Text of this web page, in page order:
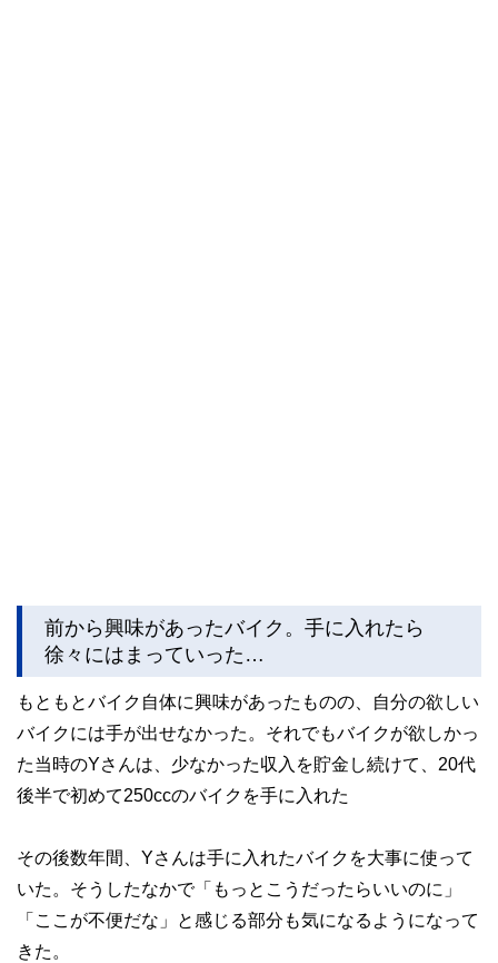
前から興味があったバイク。手に入れたら
徐々にはまっていった…
もともとバイク自体に興味があったものの、自分の欲しい
バイクには手が出せなかった。それでもバイクが欲しかっ
た当時のYさんは、少なかった収入を貯金し続けて、20代
後半で初めて250ccのバイクを手に入れた
その後数年間、Yさんは手に入れたバイクを大事に使って
いた。そうしたなかで「もっとこうだったらいいのに」
「ここが不便だな」と感じる部分も気になるようになって
きた。